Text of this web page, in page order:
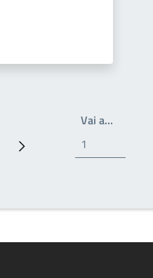
Prossima pagina
Vai a…Write